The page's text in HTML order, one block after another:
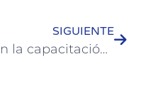
SIGUIENTE
Con la capacitación en operación de autoelevadores Samping se iniciaron actividades en la ex Metalúrgica de Colón